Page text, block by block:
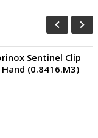
Sentinel Clip
(0.8416.M3)